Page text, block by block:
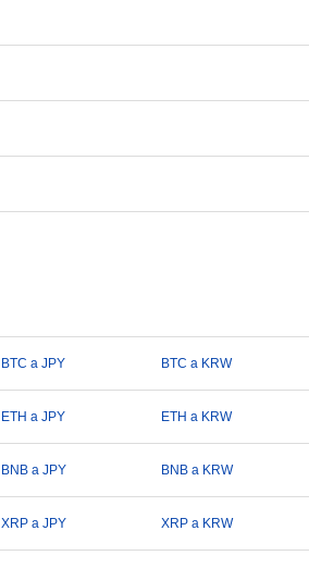
BTC a JPY BTC a KRW
ETH a JPY ETH a KRW
BNB a JPY BNB a KRW
XRP a JPY XRP a KRW